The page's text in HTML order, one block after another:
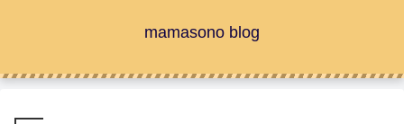
mamasono blog